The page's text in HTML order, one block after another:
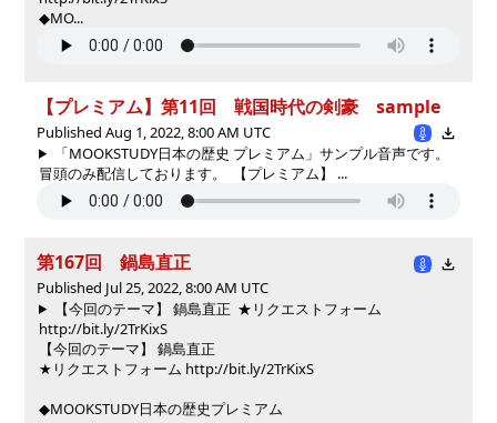
◆MO...
【プレミアム】第11回 戦国時代の剣豪 sample
Published Aug 1, 2022, 8:00 AM UTC
「MOOKSTUDY日本の歴史 プレミアム」サンプル音声です。
冒頭のみ配信しております。 【プレミアム】 ...
第167回 鍋島直正
Published Jul 25, 2022, 8:00 AM UTC
【今回のテーマ】 鍋島直正 ★リクエストフォーム
http://bit.ly/2TrKixS
【今回のテーマ】 鍋島直正
★リクエストフォーム http://bit.ly/2TrKixS
◆MOOKSTUDY日本の歴史プレミアム